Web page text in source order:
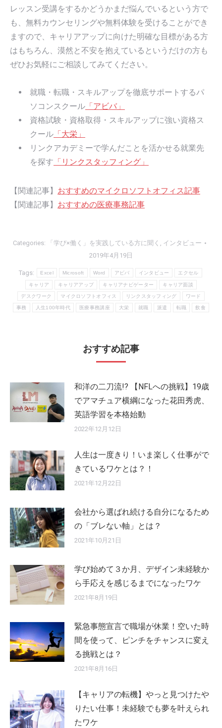
レッスン受講をするかどうかまだ悩んでいるという方で
も、無料カウンセリングや無料体験を受けることができ
ますので、キャリアアップに向けた明確な目標がある方
はもちろん、漠然と不安を抱えているというだけの方も
ぜひお気軽にご相談してみてください。
就職・転職・スキルアップを徹底サポートするパ
ソコンスクール 「アビバ」
資格試験・資格取得・スキルアップに強い資格ス
クール 「大栄」
リンクアカデミーで学んだことを活かせる就業先
を探す 「リンクスタッフィング」
【関連記事】 おすすめのマイクロソフトオフィス記事
【関連記事】 おすすめの医療事務記事
Categories: 「学び×働く」を実践している方に聞く , インタビュー
2019年4月19日
Tags: Excel Microsoft Word アビバ インタビュー エクセル
キャリア キャリアアップ キャリアナビゲーター キャリア面談
デスクワーク マイクロソフトオフィス リンクスタッフィング ワード
事務 人生100年時代 医療事務講座 大栄 就職 派遣 転職 飲食
おすすめ記事
和洋の二刀流!? 【NFLへの挑戦】19歳
でアマチュア横綱になった花田秀虎、
英語学習を本格始動
2022年12月12日
人生は一度きり！いま楽しく仕事がで
きているワケとは？！
2021年12月22日
会社から選ばれ続ける自分になるため
の「ブレない軸」とは？
2021年10月21日
学び始めて３か月、デザイン未経験か
ら手応えを感じるまでになったワケ
2021年8月19日
緊急事態宣言で職場が休業！空いた時
間を使って、ピンチをチャンスに変え
る挑戦とは？
2021年8月16日
【キャリアの転機】やっと見つけたや
りたい仕事！未経験でも夢を叶えられ
たワケ